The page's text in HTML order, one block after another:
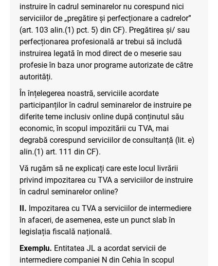
instruire în cadrul seminarelor nu corespund nici
serviciilor de „pregătire și perfecționare a cadrelor”
(art. 103 alin.(1) pct. 5) din CF). Pregătirea și/ sau
perfecționarea profesională ar trebui să includă
instruirea legată în mod direct de o meserie sau
profesie în baza unor programe autorizate de către
autorități.
În înțelegerea noastră, serviciile acordate
participanților în cadrul seminarelor de instruire pe
diferite teme inclusiv online după conținutul său
economic, în scopul impozitării cu TVA, mai
degrabă corespund serviciilor de consultanță (lit. e)
alin.(1) art. 111 din CF).
Vă rugăm să ne explicați care este locul livrării
privind impozitarea cu TVA a serviciilor de instruire
în cadrul seminarelor online?
II. Impozitarea cu TVA a serviciilor de intermediere
în afaceri, de asemenea, este un punct slab în
legislația fiscală națională.
Exemplu. Entitatea JL a acordat servicii de
intermediere companiei N din Cehia în scopul